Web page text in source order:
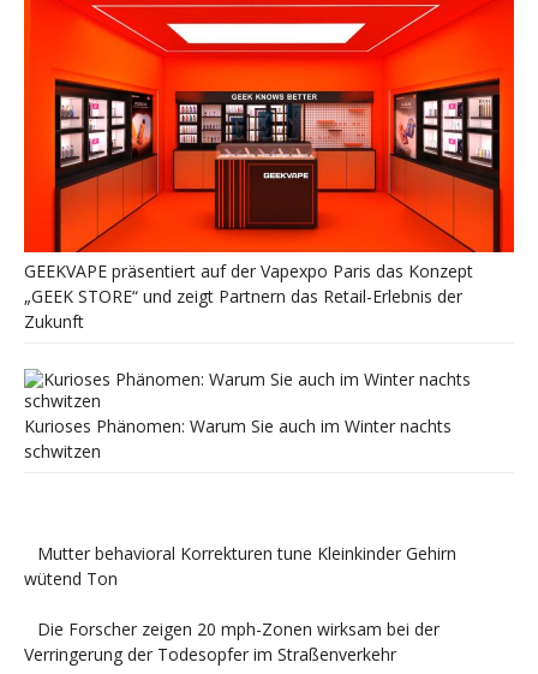
GEEKVAPE präsentiert auf der Vapexpo Paris das Konzept
„GEEK STORE“ und zeigt Partnern das Retail-Erlebnis der
Zukunft
Kurioses Phänomen: Warum Sie auch im Winter nachts
schwitzen
Mutter behavioral Korrekturen tune Kleinkinder Gehirn
wütend Ton
Die Forscher zeigen 20 mph-Zonen wirksam bei der
Verringerung der Todesopfer im Straßenverkehr